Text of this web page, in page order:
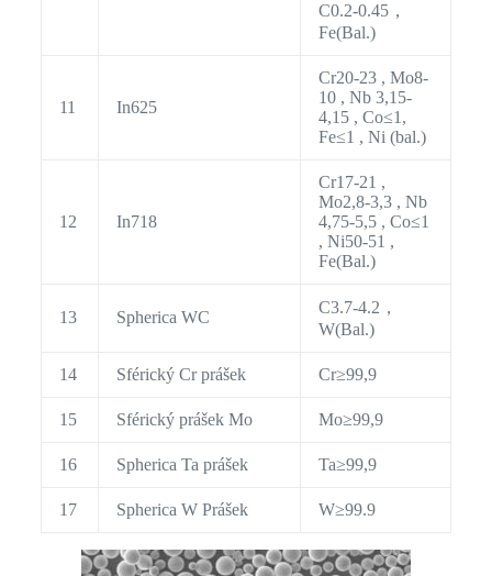
C0.2-0.45，
Fe(Bal.)
11 In625
Cr20-23 , Mo8-
10 , Nb 3,15-
4,15 , Co≤1,
Fe≤1 , Ni (bal.)
12 In718
Cr17-21 ,
Mo2,8-3,3 , Nb
4,75-5,5 , Co≤1
, Ni50-51 ,
Fe(Bal.)
13 Spherica WC
C3.7-4.2，
W(Bal.)
14 Sférický Cr prášek Cr≥99,9
15 Sférický prášek Mo Mo≥99,9
16 Spherica Ta prášek Ta≥99,9
17 Spherica W Prášek W≥99.9